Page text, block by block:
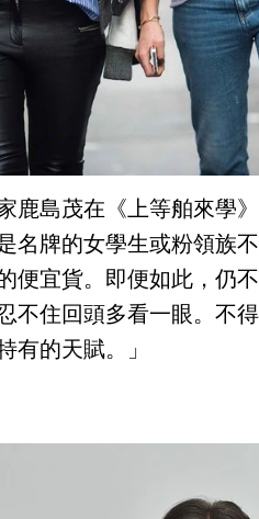
鹿島茂在《上等舶來學
名牌的女學生或粉領族
便宜貨。即便如此，仍
不住回頭多看一眼。不
有的天賦。」